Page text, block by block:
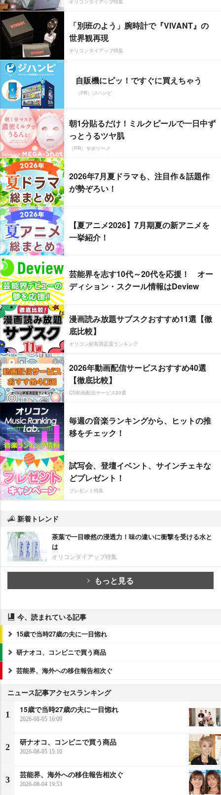
オリコンタイアップ特集
「別班のよう」腕時計で『VIVANT』の
世界観再現
オリコンタイアップ特集
自販機にピッ！ですぐに買えちゃう
（PR）ジハンピ
朝1分貼るだけ！ミルクピールで一日中ず
っとうるツヤ肌
（PR）サボリーノ
2026年7月夏ドラマも、注目作＆話題作
が勢ぞろい！
【夏アニメ2026】7月期夏の新アニメを
一挙紹介！
芸能界を志す10代～20代を応援！ オー
ディション・スクール情報はDeview
漫画読み放題サブスクおすすめ11選【徹
底比較】
オリコン顧客満足度ランキング
2026年動画配信サービスおすすめ40選
【徹底比較】
CS動画配信サービス20選
毎週の音楽ランキングから、ヒットの推
移をチェック！
試写会、登壇イベント、サインチェキな
どプレゼント！
プレゼント特集
新着トレンド
茶葉で一目瞭然の浸透力！味の違いに衝撃を受ける水と
は
オリコンタイアップ特集
もっと見る
今、読まれている記事
15歳で当時27歳の夫に一目惚れ
研ナオコ、コンビニで買う商品
芸能界、海外への移住報告相次ぐ
ニュース記事アクセスランキング
1
15歳で当時27歳の夫に一目惚れ
2026-08-05 16:09
2
研ナオコ、コンビニで買う商品
2026-08-05 15:10
3
芸能界、海外への移住報告相次ぐ
2026-08-04 19:53